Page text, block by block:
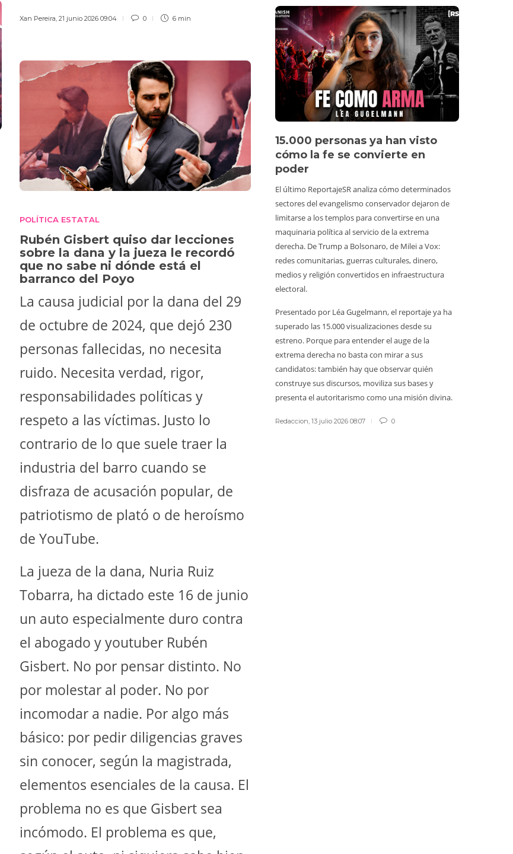
Xan Pereira 21 junio 2026 09:04 0 6 min
POLÍTICA ESTATAL
Rubén Gisbert quiso dar lecciones
sobre la dana y la jueza le recordó
que no sabe ni dónde está el
barranco del Poyo
La causa judicial por la dana del 29
de octubre de 2024, que dejó 230
personas fallecidas, no necesita
ruido. Necesita verdad, rigor,
responsabilidades políticas y
respeto a las víctimas. Justo lo
contrario de lo que suele traer la
industria del barro cuando se
disfraza de acusación popular, de
patriotismo de plató o de heroísmo
de YouTube.
La jueza de la dana, Nuria Ruiz
Tobarra, ha dictado este 16 de junio
un auto especialmente duro contra
el abogado y youtuber Rubén
Gisbert. No por pensar distinto. No
por molestar al poder. No por
incomodar a nadie. Por algo más
básico: por pedir diligencias graves
sin conocer, según la magistrada,
elementos esenciales de la causa. El
problema no es que Gisbert sea
incómodo. El problema es que,
15.000 personas ya han visto
cómo la fe se convierte en
poder
El último ReportajeSR analiza cómo determinados
sectores del evangelismo conservador dejaron de
limitarse a los templos para convertirse en una
maquinaria política al servicio de la extrema
derecha. De Trump a Bolsonaro, de Milei a Vox:
redes comunitarias, guerras culturales, dinero,
medios y religión convertidos en infraestructura
electoral.
Presentado por Léa Gugelmann, el reportaje ya ha
superado las 15.000 visualizaciones desde su
estreno. Porque para entender el auge de la
extrema derecha no basta con mirar a sus
candidatos: también hay que observar quién
construye sus discursos, moviliza sus bases y
presenta el autoritarismo como una misión divina.
Redaccion, 13 julio 2026 08:07 0